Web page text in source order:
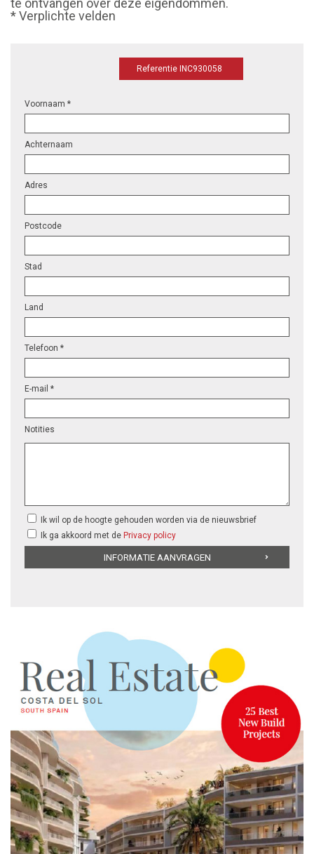
te ontvangen over deze eigendommen.
* Verplichte velden
Referentie INC930058
Voornaam *
Achternaam
Adres
Postcode
Stad
Land
Telefoon *
E-mail *
Notities
Ik wil op de hoogte gehouden worden via de nieuwsbrief
Ik ga akkoord met de Privacy policy